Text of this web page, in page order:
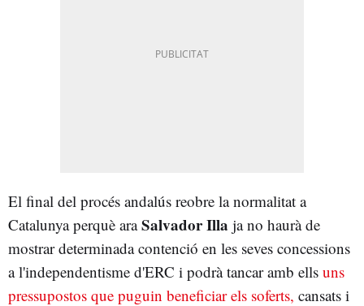
El final del procés andalús reobre la normalitat a
Catalunya perquè araSalvadorIlla ja no haurà de
mostrar determinada contenció en les seves concessions
a l'independentisme d'ERC i podrà tancar amb ells uns
pressupostos que puguin beneficiar els soferts, cansats i